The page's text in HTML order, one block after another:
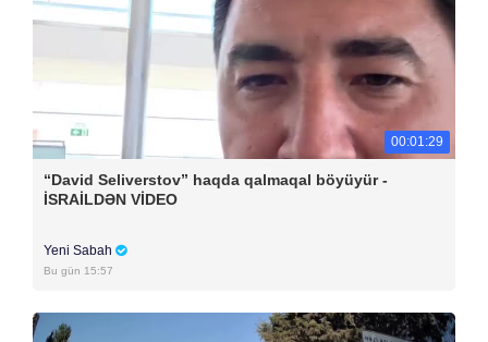
00:01:29
“David Seliverstov” haqda qalmaqal böyüyür -
İSRAİLDƏN VİDEO
Yeni Sabah
Bu gün 15:57